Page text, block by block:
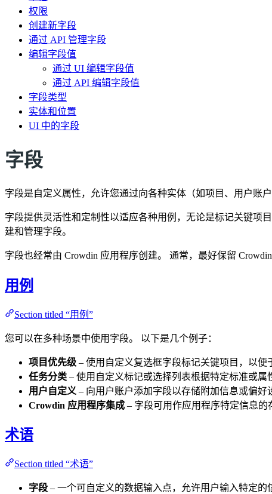
权限
创建新字段
通过 API 管理字段
编辑字段值
通过 UI 编辑字段值
通过 API 编辑字段值
字段类型
实体和位置
UI 中的字段
字段
字段是自定义属性，允许您通过向各种实体（如项目、用户账
字段提供灵活性和定制性以适应各种用例，无论是标记关键项
建和管理字段。
字段也经常由 Crowdin 应用程序创建。 通常，最好保留
用例
Section titled “用例”
您可以在多种场景中使用字段。 以下是几个例子：
项目优先级 – 使用自定义复选框字段标记关键项目，以便
任务分类 – 使用自定义标记或选择列表根据特定标准或属
用户自定义 – 向用户账户添加字段以存储附加信息或偏好
Crowdin 应用程序集成 – 字段可用作应用程序特定信息的
术语
Section titled “术语”
字段 – 一个可自定义的数据输入点，允许用户输入特定的